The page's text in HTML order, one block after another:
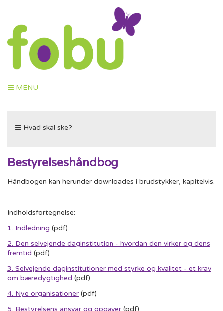
Toggle
MENU
Toggle
Hvad skal ske?
Bestyrelseshåndbog
Håndbogen kan herunder downloades i brudstykker, kapitelvis.
Indholdsfortegnelse:
1. Indledning (pdf)
2. Den selvejende daginstitution - hvordan den virker og dens
fremtid (pdf)
3. Selvejende daginstitutioner med styrke og kvalitet - et krav
om bæredygtighed (pdf)
4. Nye organisationer (pdf)
5. Bestyrelsens ansvar og opgaver (pdf)